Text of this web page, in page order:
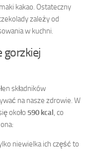
kakao. Ostateczny
zależy od
w kuchni.
gorzkiej
składników
na nasze zdrowie. W
około 590 kcal , co
niewielka ich część to